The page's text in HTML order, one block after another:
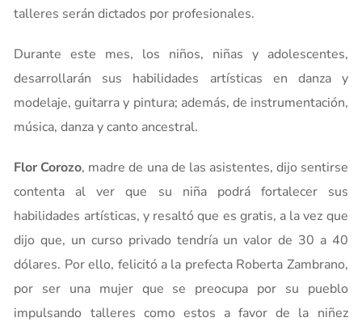
talleres serán dictados por profesionales.
Durante este mes, los niños, niñas y adolescentes,
desarrollarán sus habilidades artísticas en danza y
modelaje, guitarra y pintura; además, de instrumentación,
música, danza y canto ancestral.
Flor Corozo, madre de una de las asistentes, dijo sentirse
contenta al ver que su niña podrá fortalecer sus
habilidades artísticas, y resaltó que es gratis, a la vez que
dijo que, un curso privado tendría un valor de 30 a 40
dólares. Por ello, felicitó a la prefecta Roberta Zambrano,
por ser una mujer que se preocupa por su pueblo
impulsando talleres como estos a favor de la niñez